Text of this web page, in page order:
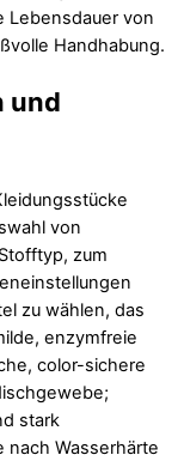
Lebensdauer von
Handhabung.
und
von
zum
zu wählen, das
enzymfreie
color-sichere
stark
nach Wasserhärte